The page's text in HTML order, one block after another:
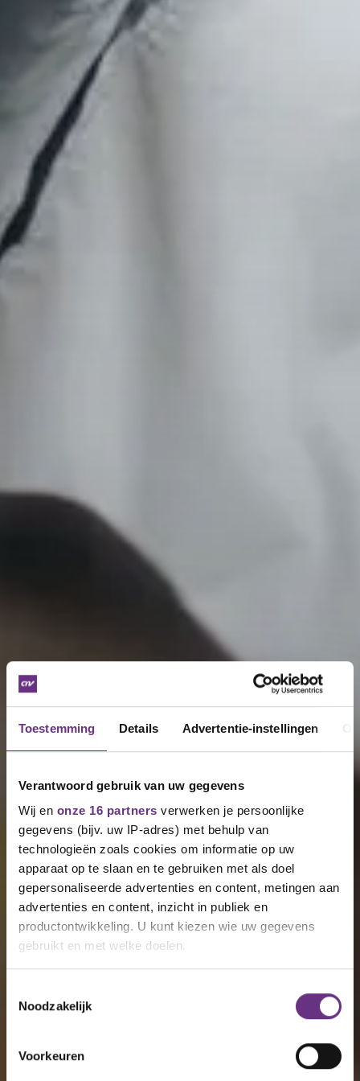
Toestemming Details Advertentie-instellingen
Verantwoord gebruik van uw gegevens
Wij en onze 16 partners verwerken je persoonlijke
gegevens (bijv. uw IP-adres) met behulp van
technologieën zoals cookies om informatie op uw
apparaat op te slaan en te gebruiken met als doel
gepersonaliseerde advertenties en content, metingen aan
advertenties en content, inzicht in publiek en
productontwikkeling. U kunt kiezen wie uw gegevens
gebruikt en met welke doelen.
Informatie verzamelen over uw geografische
Uw apparaat identificeren door het actief te
scannen op specifieke eigenschappen (fingerprinting)
Noodzakelijk
Voorkeuren